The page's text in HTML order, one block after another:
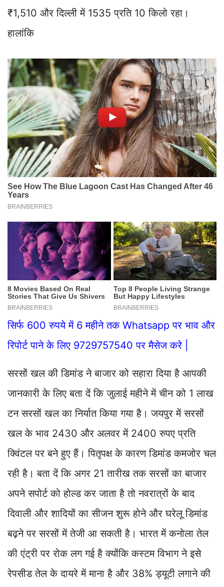
₹1,510 और दिल्ली में 1535 प्रति 10 किलो रहा।
हालांकि
सिर्फ 600 रुपये में 6 महीने तक Whatsapp पर भाव और
रिपोर्ट पाने के लिए 9729757540 पर मैसेज करे |
सरसों खल की डिमांड ने बाजार को सहारा दिया है आपकी
जानकारी के लिए बता दें कि जुलाई महीने में चीन को 1 लाख
टन सरसों खल का निर्यात किया गया है। जयपुर में सरसों
खल के भाव 2430 और अलवर में 2400 रुपए प्रति
क्विंटल पर बने हुए हैं। पितृपक्ष के कारण डिमांड कमजोर चल
रही है। बता दें कि अगर 21 तारीख तक सरसों का बाजार
अपने सपोर्ट को होल्ड कर जाता है तो नवरात्रों के बाद
दिवाली और शादियों का सीजन शुरू होने और घरेलू डिमांड
बढ़ने पर सरसों में तेजी आ सकती है। भारत में कनोला तेल
की एंट्री पर रोक लग गई है क्योंकि कस्टम विभाग ने इसे
रेपसीड तेल के दायरे में माना है और 38% ड्यूटी लगाने की